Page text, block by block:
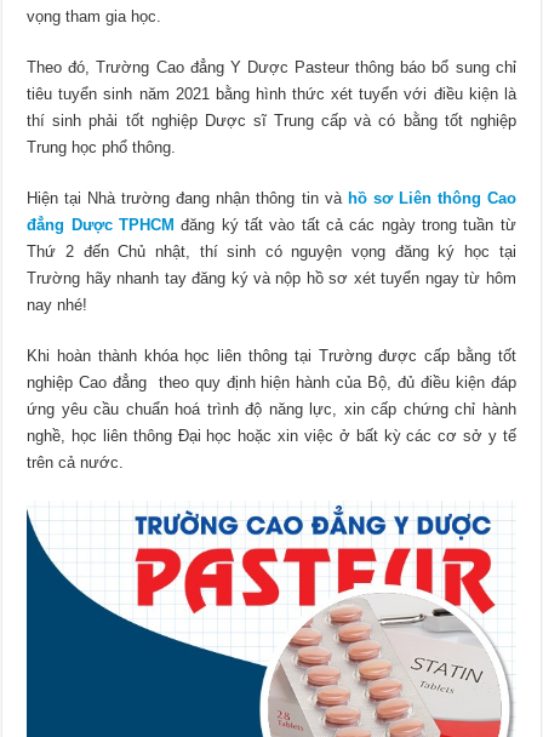
vọng tham gia học.
Theo đó, Trường Cao đẳng Y Dược Pasteur thông báo bổ sung chỉ
tiêu tuyển sinh năm 2021 bằng hình thức xét tuyển với điều kiện là
thí sinh phải tốt nghiệp Dược sĩ Trung cấp và có bằng tốt nghiệp
Trung học phổ thông.
Hiện tại Nhà trường đang nhận thông tin và hồ sơ Liên thông Cao
đẳng Dược TPHCM đăng ký tất vào tất cả các ngày trong tuần từ
Thứ 2 đến Chủ nhật, thí sinh có nguyện vọng đăng ký học tại
Trường hãy nhanh tay đăng ký và nộp hồ sơ xét tuyển ngay từ hôm
nay nhé!
Khi hoàn thành khóa học liên thông tại Trường được cấp bằng tốt
nghiệp Cao đẳng theo quy định hiện hành của Bộ, đủ điều kiện đáp
ứng yêu cầu chuẩn hoá trình độ năng lực, xin cấp chứng chỉ hành
nghề, học liên thông Đại học hoặc xin việc ở bất kỳ các cơ sở y tế
trên cả nước.